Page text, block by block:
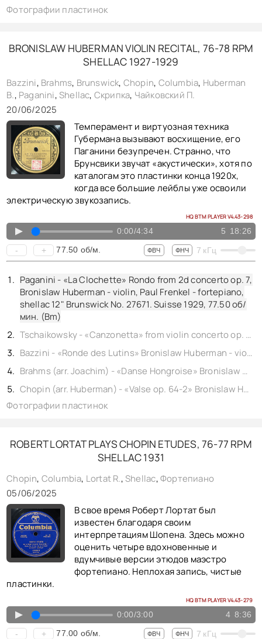
Фотографии пластинок
BRONISLAW HUBERMAN VIOLIN RECITAL, 76-78 RPM
SHELLAC 1927-1929
Bazzini, Brahms, Brunswick, Chopin, Columbia, Huberman
B., Paganini,Shellac, Скрипка, Чайковский П.
20/06/2025
Темперамент и виртуозная техника
Губермана вызывают восхищение, его
Паганини безупречен. Странно, что
Брунсвики звучат «акустически», хотя по
каталогам это пластинки конца 1920х,
когда все большие лейблы уже освоили
электрическую звукозапись.
HQ BTM PLAYER V4.43-298
▲ 0:00/4:34 5 18:26
- + 77.50 об/м. ФВЧ ФНЧ 7 кГц
Paganini - «La Clochette» Rondo from 2d concerto op. 7,
Bronislaw Huberman - violin, Paul Frenkel - fortepiano,
shellac 12" Brunswick No. 27671. Suisse 1929, 77.50об/
мин. (Bm)
Tschaikowsky - «Canzonetta» from violin concerto op. 35, Bronislaw Huberman - violin, Paul Frenkel - fortepiano, shellac 12" Brunswick No. 27670. Suisse 1929,
Bazzini - «Ronde des Lutins» Bronislaw Huberman - violin, Paul Frenkel - fortepiano, shellac 10" Brunswick No. 7567. Germany 1928,
Brahms (arr. Joachim) - «Danse Hongroise» Bronislaw Huberman - violin, Siegfried Schultze - fortepiano, shellac 10" Columbia No. 3621. England 1927,
Chopin (arr. Huberman) - «Valse op. 64-2» Bronislaw Huberman - violin, Siegfried Schultze - fortepiano, shellac 10" Columbia No. 3622. England 1927,
Фотографии пластинок
ROBERT LORTAT PLAYS CHOPIN ETUDES, 76-77 RPM
SHELLAC 1931
Chopin, Columbia, Lortat R.,Shellac,Фортепиано
05/06/2025
В свое время Роберт Лортат был
известен благодаря своим
интерпретациям Шопена. Здесь можно
оценить четыре вдохновенные и
вдумчивые версии этюдов маэстро
фортепиано. Неплохая запись, чистые
пластинки.
HQ BTM PLAYER V4.43-279
▲ 0:00/3:00 4 8:36
- + 77.00 об/м. ФВЧ ФНЧ 7 кГц